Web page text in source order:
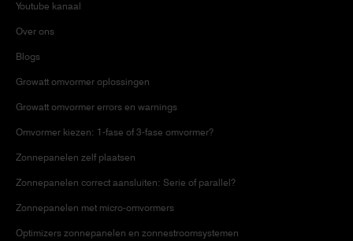
Youtube kanaal
Over ons
Blogs
Growatt omvormer oplossingen
Growatt omvormer errors en warnings
Omvormer kiezen: 1-fase of 3-fase omvormer?
Zonnepanelen zelf plaatsen
Zonnepanelen correct aansluiten: Serie of parallel?
Zonnepanelen met micro-omvormers
Optimizers zonnepanelen en zonnestroomsystemen